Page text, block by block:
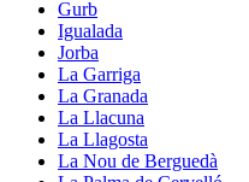
Gurb
Igualada
Jorba
La Garriga
La Granada
La Llacuna
La Llagosta
La Nou de Berguedà